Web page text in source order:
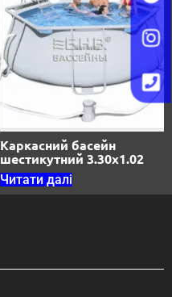
Каркасний басейн
шестикутний 3.30х1.02
Читати далі